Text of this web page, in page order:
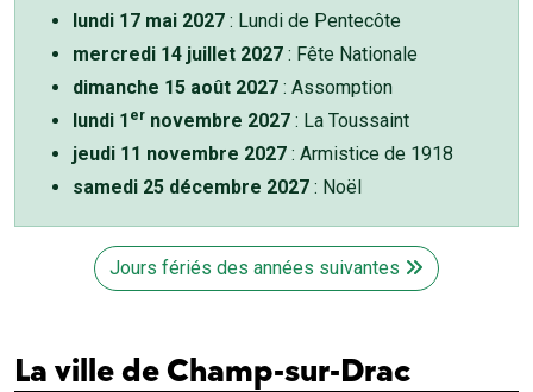
lundi 17 mai 2027 : Lundi de Pentecôte
mercredi 14 juillet 2027 : Fête Nationale
dimanche 15 août 2027 : Assomption
lundi 1 er novembre 2027 : La Toussaint
jeudi 11 novembre 2027 : Armistice de 1918
samedi 25 décembre 2027 : Noël
Jours fériés des années suivantes
La ville de Champ-sur-Drac